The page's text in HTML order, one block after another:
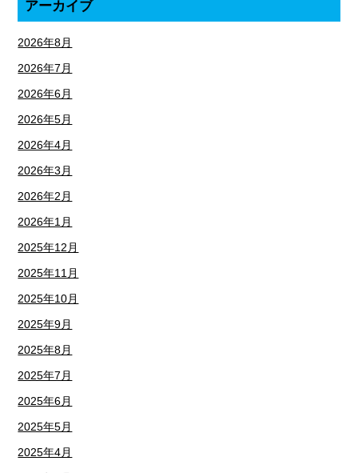
アーカイブ
2026年8月
2026年7月
2026年6月
2026年5月
2026年4月
2026年3月
2026年2月
2026年1月
2025年12月
2025年11月
2025年10月
2025年9月
2025年8月
2025年7月
2025年6月
2025年5月
2025年4月